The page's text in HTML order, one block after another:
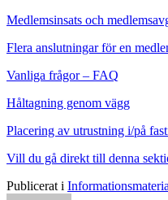
Medlemsinsats och
Flera anslutningar för en
Vanliga frågor – FAQ
Håltagning genom vägg
Placering av utrustning i/på
Vill du gå direkt till denna
Publicerat i